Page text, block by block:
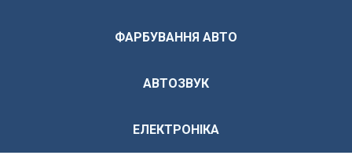
ФАРБУВАННЯ АВТО
АВТОЗВУК
ЕЛЕКТРОНІКА